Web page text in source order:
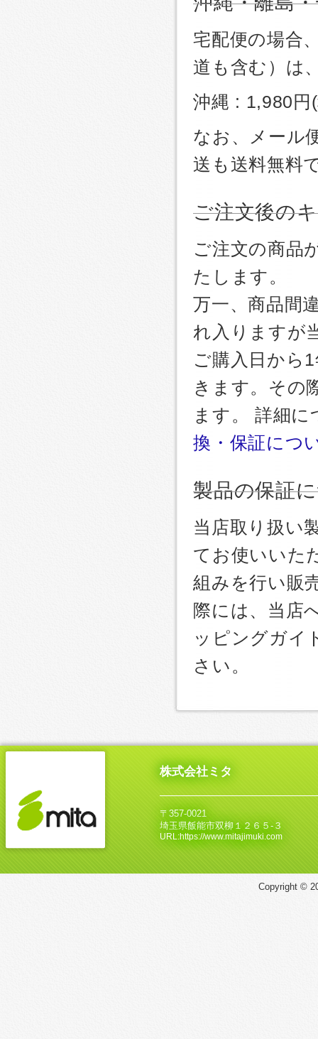
宅配便の場合
道も含む）は
沖縄 : 1,980円
なお、メール
送も送料無料
ご注文後の
ご注文の商品
たします。
万一、商品間
れ入りますが
ご購入日から
きます。その
ます。 詳細
換・保証につ
製品の保証
当店取り扱い
てお使いいた
組みを行い販
際には、当店
ッピングガイ
さい。
株式会社ミタ
〒357-0021
埼玉県飯能市双柳１２６５‐３
URL:https://www.mitajimuki.com
Copyright ©